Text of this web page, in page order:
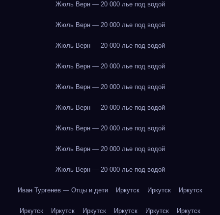
Жюль Верн — 20 000 лье под водой
Жюль Верн — 20 000 лье под водой
Жюль Верн — 20 000 лье под водой
Жюль Верн — 20 000 лье под водой
Жюль Верн — 20 000 лье под водой
Жюль Верн — 20 000 лье под водой
Жюль Верн — 20 000 лье под водой
Жюль Верн — 20 000 лье под водой
Жюль Верн — 20 000 лье под водой
Иван Тургенев — Отцы и дети Иркутск Иркутск Иркутск
Иркутск Иркутск Иркутск Иркутск Иркутск Иркутск